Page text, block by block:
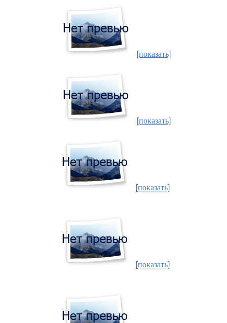
[показать]
[показать]
[показать]
[показать]